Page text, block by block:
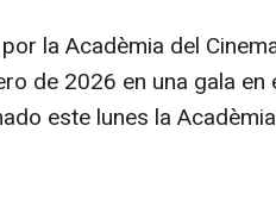
la Acadèmia del
de 2026 en una gala en
este lunes la